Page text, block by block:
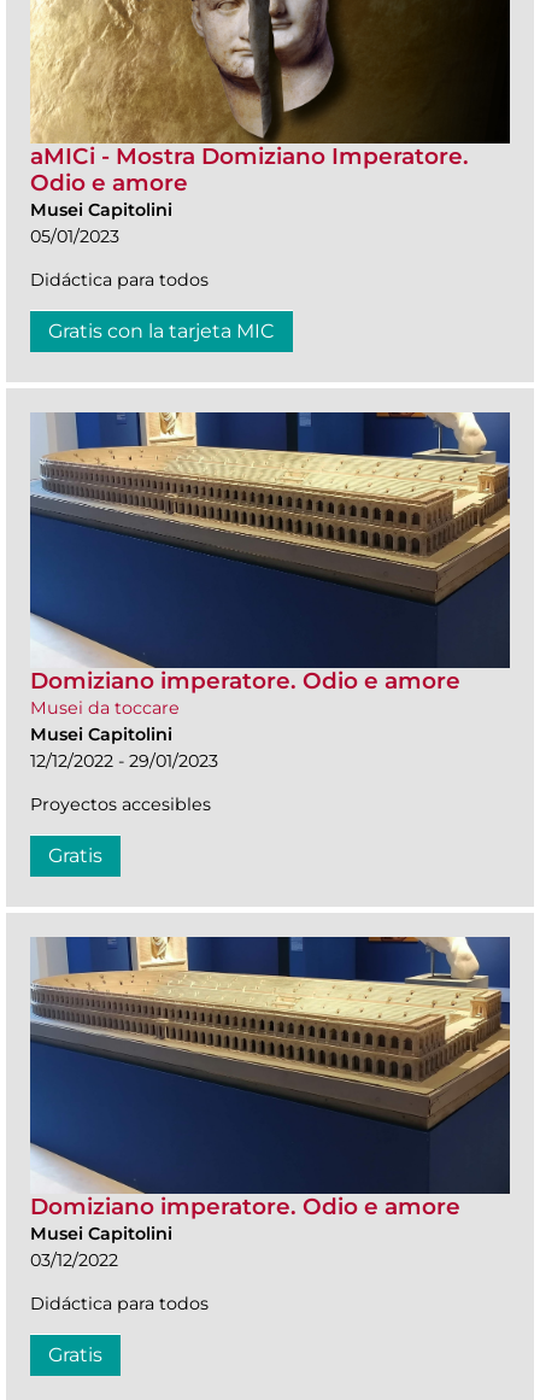
aMICi - Mostra Domiziano Imperatore.
Odio e amore
Musei Capitolini
05/01/2023
Didáctica para todos
Gratis con la tarjeta MIC
Domiziano imperatore. Odio e amore
Musei da toccare
Musei Capitolini
12/12/2022 - 29/01/2023
Proyectos accesibles
Gratis
Domiziano imperatore. Odio e amore
Musei Capitolini
03/12/2022
Didáctica para todos
Gratis